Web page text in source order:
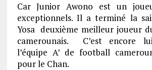
Car Junior Awono est un
exceptionnels. Il a terminé la
Yosa deuxième meilleur joueur
camerounais. C’est encore
l’équipe A’ de football
pour le Chan.